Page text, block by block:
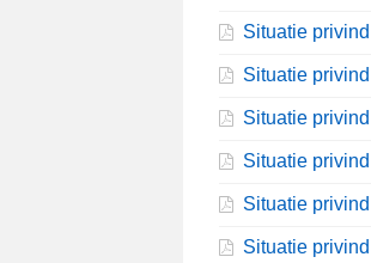
Situatie
Situatie
Situatie
Situatie
Situatie
Situatie